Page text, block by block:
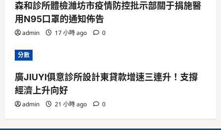
森和診所體檢濰坊市疫情防控批示部關于捐施醫
用N95口罩的通知佈告
admin 17 小時 ago 0
分數
廣JIUYI俱意診所設計東貸款增速三連升！支撐
經濟上升向好
admin 21 小時 ago 0